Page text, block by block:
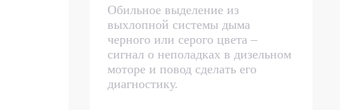
Обильное выделение из
выхлопной системы дыма
черного или серого цвета –
сигнал о неполадках в дизельном
моторе и повод сделать его
диагностику.